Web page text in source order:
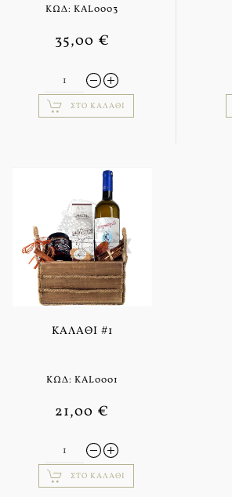
ΚΩΔ: KAL0003
35,00 €
ΣΤΟ ΚΑΛΆΘΙ
ΚΑΛΆΘΙ #1
ΚΩΔ: KAL0001
21,00 €
ΣΤΟ ΚΑΛΆΘΙ